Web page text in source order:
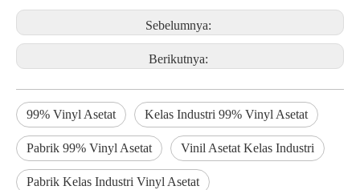
Sebelumnya:
Berikutnya:
99% Vinyl Asetat Kelas Industri 99% Vinyl Asetat
Pabrik 99% Vinyl Asetat Vinil Asetat Kelas Industri
Pabrik Kelas Industri Vinyl Asetat